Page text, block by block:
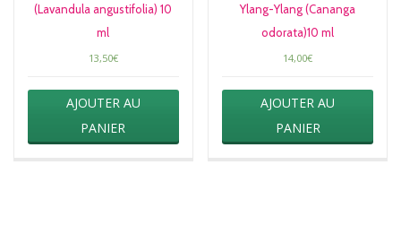
(Lavandula angustifolia) 10
ml
13,50€
AJOUTER AU
PANIER
Ylang-Ylang (Cananga
odorata)10 ml
14,00€
AJOUTER AU
PANIER